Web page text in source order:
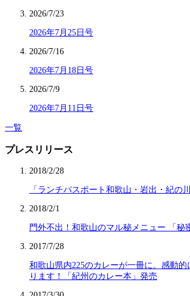
2026/7/23
2026年7月25日号
2026/7/16
2026年7月18日号
2026/7/9
2026年7月11日号
一覧
プレスリリース
2018/2/28
「ランチパスポート和歌山・岩出・紀の
2018/2/1
門外不出！和歌山のマル秘メニュー 「秘
2017/7/28
和歌山県内225のカレーが一冊に。感動
ります！「紀州のカレー本」発売